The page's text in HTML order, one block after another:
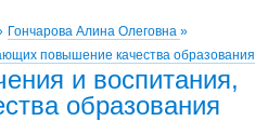
Гончарова Алина Олеговна »
повышение качества образования
и воспитания,
образования